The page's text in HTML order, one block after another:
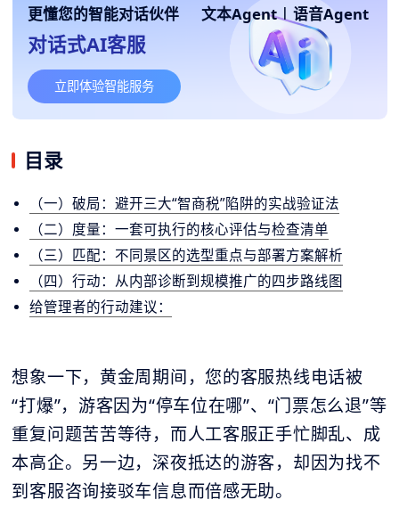
更懂您的智能对话伙伴 文本Agent | 语音Agent
对话式AI客服
立即体验智能服务
目录
（一）破局：避开三大“智商税”陷阱的实战验证法
（二）度量：一套可执行的核心评估与检查清单
（三）匹配：不同景区的选型重点与部署方案解析
（四）行动：从内部诊断到规模推广的四步路线图
给管理者的行动建议：
想象一下，黄金周期间，您的客服热线电话被
“打爆”，游客因为“停车位在哪”、“门票怎么退”等
重复问题苦苦等待，而人工客服正手忙脚乱、成
本高企。另一边，深夜抵达的游客，却因为找不
到客服咨询接驳车信息而倍感无助。